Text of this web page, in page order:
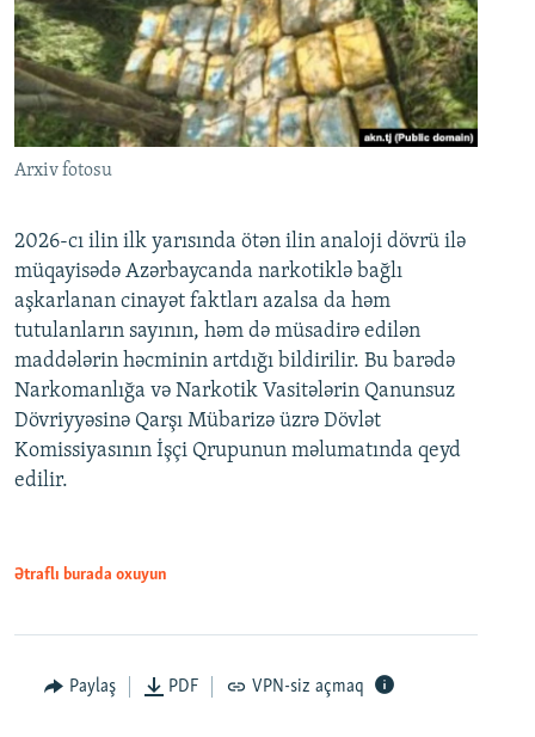
Arxiv fotosu
2026-cı ilin ilk yarısında ötən ilin analoji dövrü ilə
müqayisədə Azərbaycanda narkotiklə bağlı
aşkarlanan cinayət faktları azalsa da həm
tutulanların sayının, həm də müsadirə edilən
maddələrin həcminin artdığı bildirilir. Bu barədə
Narkomanlığa və Narkotik Vasitələrin Qanunsuz
Dövriyyəsinə Qarşı Mübarizə üzrə Dövlət
Komissiyasının İşçi Qrupunun məlumatında qeyd
edilir.
Ətraflı burada oxuyun
Paylaş PDF VPN-siz açmaq